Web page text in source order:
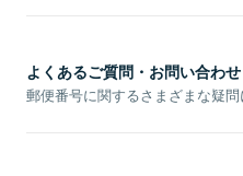
よくあるご質問・お問い合わせ
郵便番号に関するさまざまな疑問